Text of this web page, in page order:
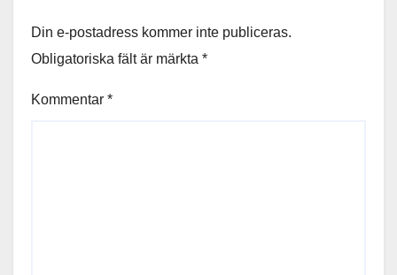
Din e-postadress kommer inte publiceras.
Obligatoriska fält är märkta *
Kommentar *